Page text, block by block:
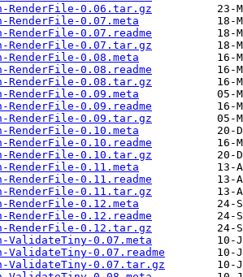
RenderFile-0.06.tar.gz
0.07.meta
0.07.readme
RenderFile-0.07.tar.gz
0.08.meta
0.08.readme
RenderFile-0.08.tar.gz
0.09.meta
0.09.readme
RenderFile-0.09.tar.gz
0.10.meta
0.10.readme
RenderFile-0.10.tar.gz
0.11.meta
0.11.readme
RenderFile-0.11.tar.gz
0.12.meta
0.12.readme
RenderFile-0.12.tar.gz
ValidateTiny-0.07.meta
0.07.readme
ValidateTiny-0.07.tar.gz